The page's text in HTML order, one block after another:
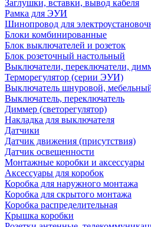
Заглушки, вставки, вывод кабеля
Рамка для ЭУИ
Шинопровод для
Блоки комбинированные
Блок выключателей и розеток
Блок розеточный настольный
Выключатели, переключатели,
Терморегулятор (серии ЭУИ)
Выключатель шнуровой,
Выключатель, переключатель
Диммер (светорегулятор)
Накладка для выключателя
Датчики
Датчик движения (присутствия)
Датчик освещенности
Монтажные коробки и аксессуары
Аксессуары для коробок
Коробка для наружного монтажа
Коробка для скрытого монтажа
Коробка распределительная
Крышка коробки